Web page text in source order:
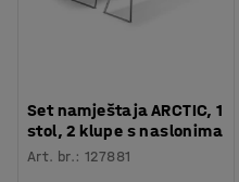
Set namještaja ARCTIC, 1
stol, 2 klupe s naslonima
Art. br.:127881